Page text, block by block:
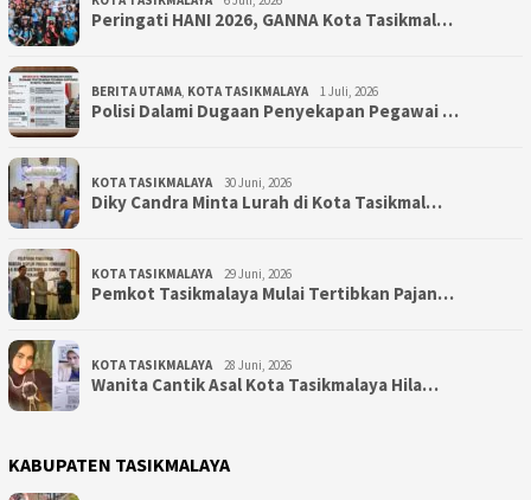
Peringati HANI 2026, GANNA Kota Tasikmal…
BERITA UTAMA, KOTA TASIKMALAYA 1 Juli, 2026
Polisi Dalami Dugaan Penyekapan Pegawai …
KOTA TASIKMALAYA 30 Juni, 2026
Diky Candra Minta Lurah di Kota Tasikmal…
KOTA TASIKMALAYA 29 Juni, 2026
Pemkot Tasikmalaya Mulai Tertibkan Pajan…
KOTA TASIKMALAYA 28 Juni, 2026
Wanita Cantik Asal Kota Tasikmalaya Hila…
KABUPATEN TASIKMALAYA